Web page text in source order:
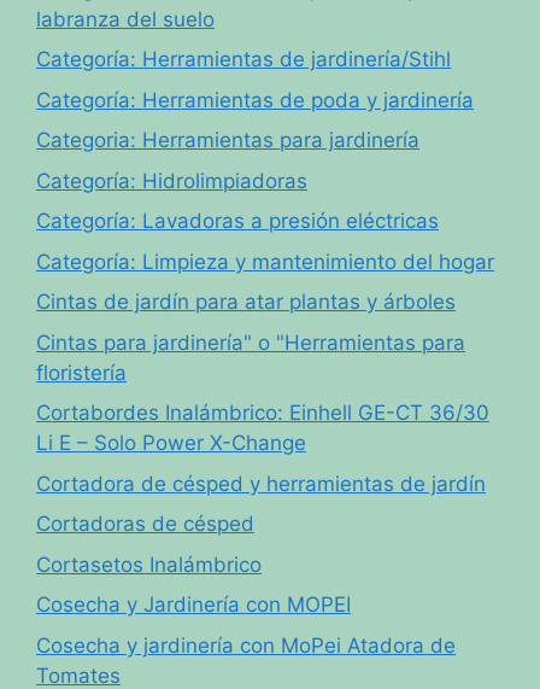
labranza del suelo
Categoría: Herramientas de jardinería/Stihl
Categoría: Herramientas de poda y jardinería
Categoria: Herramientas para jardinería
Categoría: Hidrolimpiadoras
Categoría: Lavadoras a presión eléctricas
Categoría: Limpieza y mantenimiento del hogar
Cintas de jardín para atar plantas y árboles
Cintas para jardinería" o "Herramientas para
floristería
Cortabordes Inalámbrico: Einhell GE-CT 36/30
Li E – Solo Power X-Change
Cortadora de césped y herramientas de jardín
Cortadoras de césped
Cortasetos Inalámbrico
Cosecha y Jardinería con MOPEI
Cosecha y jardinería con MoPei Atadora de
Tomates